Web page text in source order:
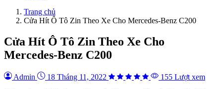
Trang chủ
Cửa Hít Ô Tô Zin Theo Xe Cho Mercedes-Benz C200
Cửa Hít Ô Tô Zin Theo Xe Cho
Mercedes-Benz C200
Admin 18 Tháng 11, 2022
155 Lượt xem